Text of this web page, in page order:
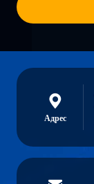
Адрес